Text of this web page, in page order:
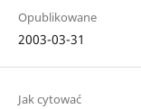
Opublikowane
2003-03-31
Jak cytować